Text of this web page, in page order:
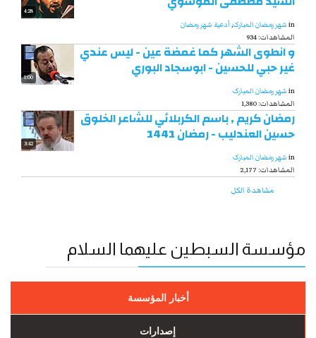
4:28
inشهر رمضان المبارک,أدعية شهر رمضان
934 :المشاهدات
1:00
و انطوى الشهر كما غمضة عين - ليس عندي
غير حبي للحسين - ابوسجاد البوري
inشهر رمضان المبارک
1,380 :المشاهدات
3:42
رمضان كريم , باسم الكربلائي للشاعر الخلوق
حسين العندليب - رمضان 1441
inشهر رمضان المبارک
2,177 :المشاهدات
مشاهدة الكل
مؤسسة السبطين عليهما السلام
أخبار المؤسسة
إصدارات